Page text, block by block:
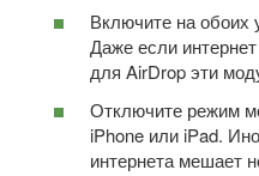
Включите на обоих
Даже если
для AirDrop эти
Отключите режим
iPhone или iPad.
интернета мешает